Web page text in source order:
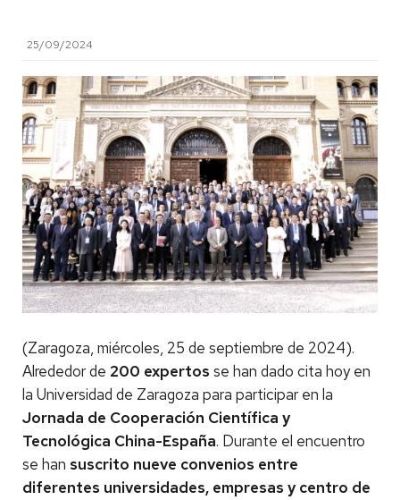
25/09/2024
(Zaragoza, miércoles, 25 de septiembre de 2024).
Alrededor de 200 expertos se han dado cita hoy en
la Universidad de Zaragoza para participar en la
Jornada de Cooperación Científica y
Tecnológica China-España. Durante el encuentro
se han suscrito nueve convenios entre
diferentes universidades, empresas y centro de